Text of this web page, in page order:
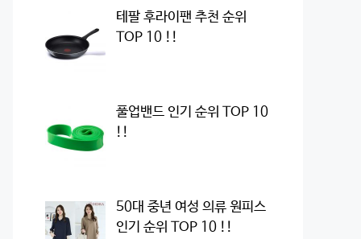
테팔 후라이팬 추천 순위
TOP 10 !!
풀업밴드 인기 순위 TOP 10
!!
50대 중년 여성 의류 원피스
인기 순위 TOP 10 !!